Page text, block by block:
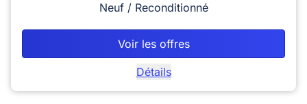
Neuf / Reconditionné
Voir les offres
Détails